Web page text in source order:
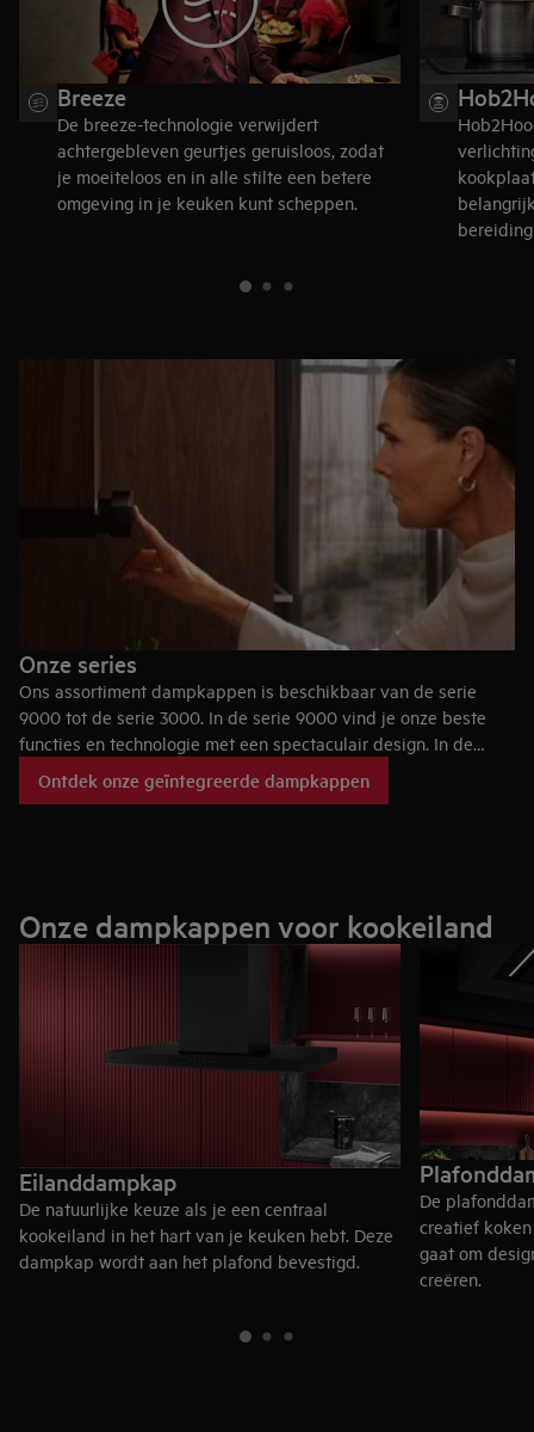
Breeze
De breeze-technologie verwijdert
achtergebleven geurtjes geruisloos, zodat
je moeiteloos en in alle stilte een betere
omgeving in je keuken kunt scheppen.
Onze series
Ons assortiment dampkappen is beschikbaar van de serie
9000 tot de serie 3000. In de serie 9000 vind je onze beste
functies en technologie met een spectaculair design. In de
serie 3000 vind je een betaalbare en betrouwbare dampkap
met geweldige motorprestaties.
Ontdek onze geïntegreerde dampkappen
Onze dampkappen voor kookeiland
Eilanddampkap
De natuurlijke keuze als je een centraal
kookeiland in het hart van je keuken hebt. Deze
dampkap wordt aan het plafond bevestigd.
De
creatief
gaat om
creëren.